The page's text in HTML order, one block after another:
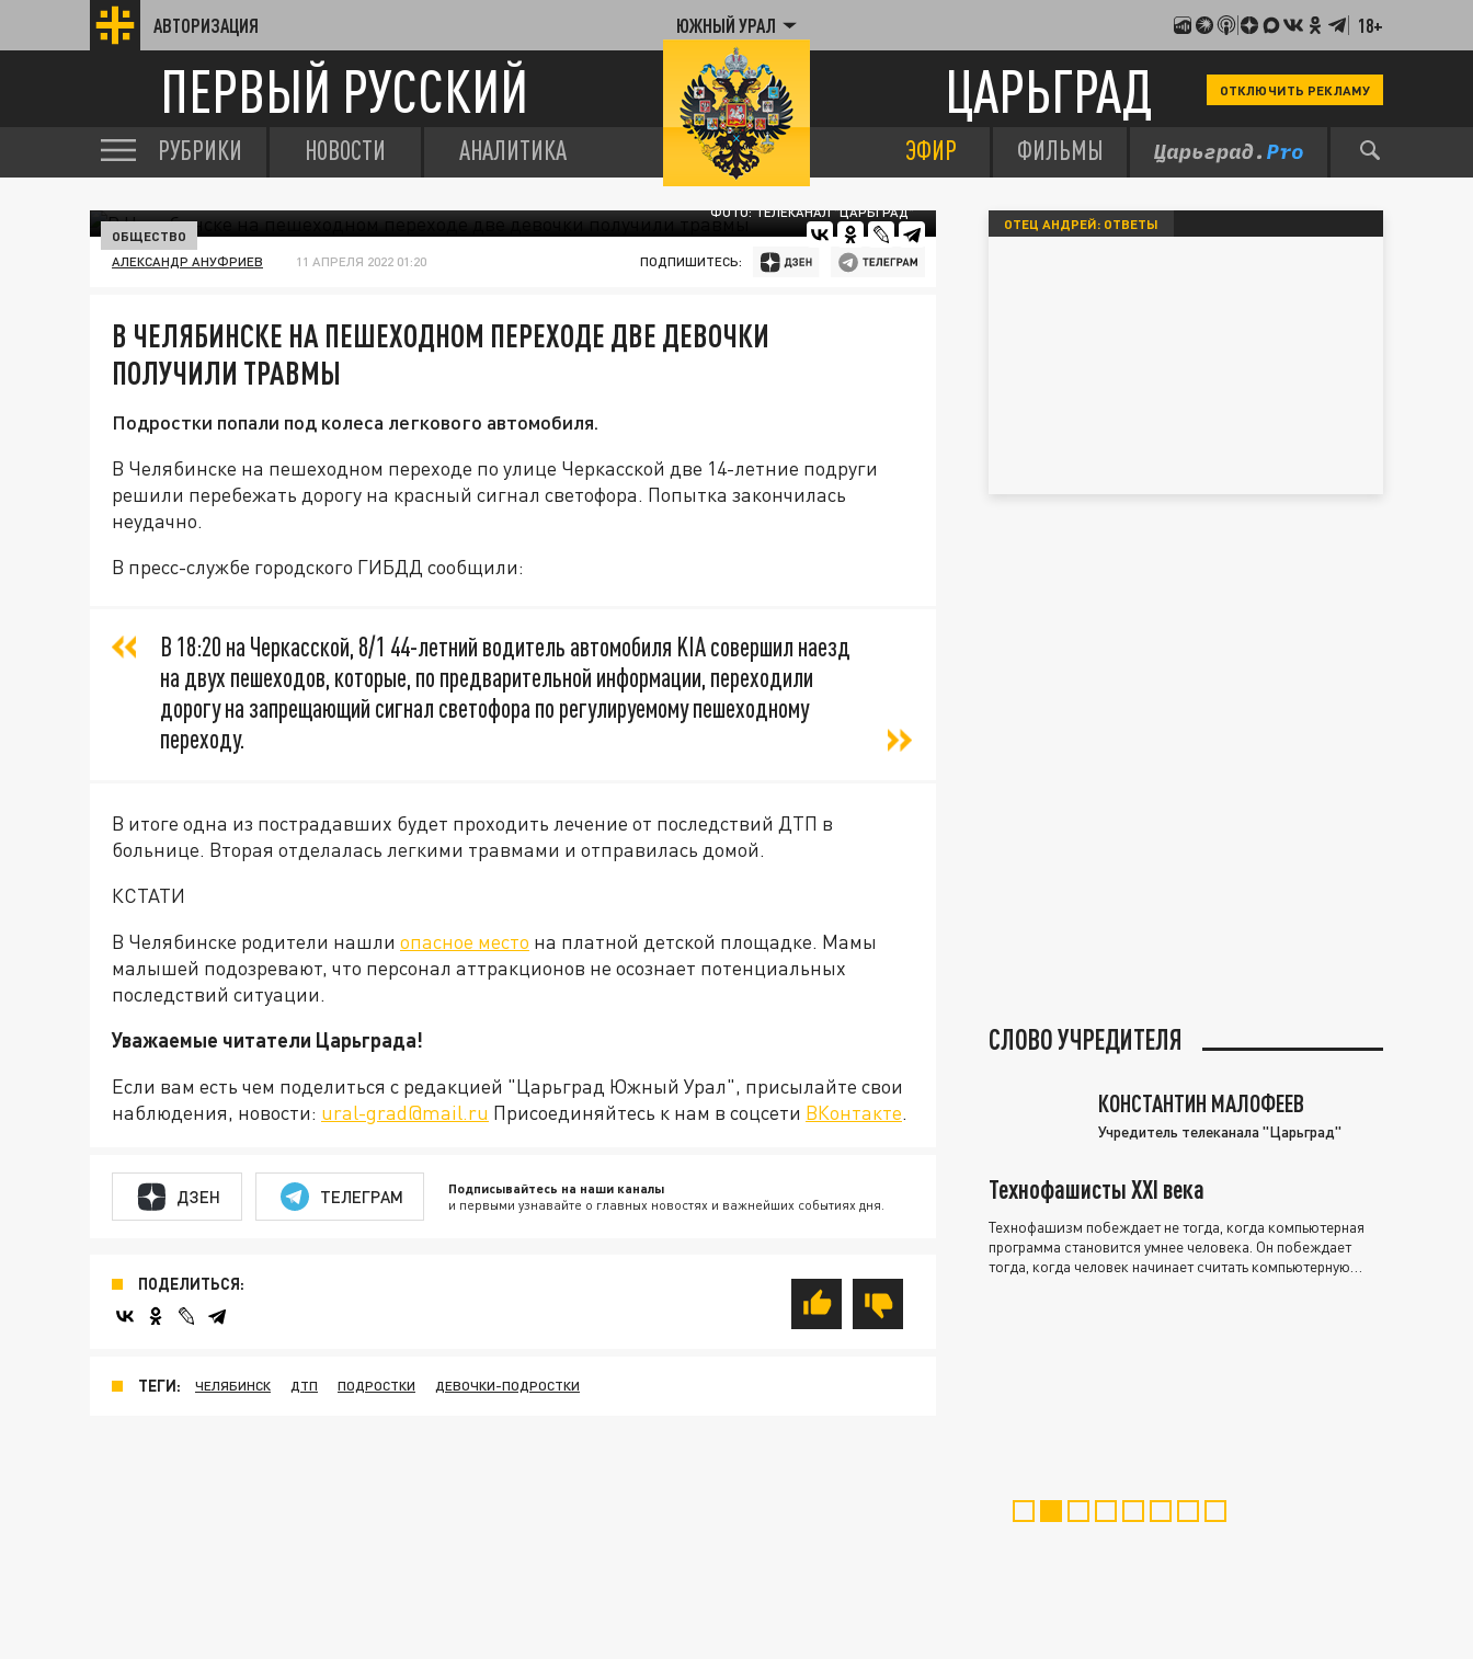
АВТОРИЗАЦИЯ ЮЖНЫЙ УРАЛ 18+
ПЕРВЫЙ РУССКИЙ ЦАРЬГРАД ОТКЛЮЧИТЬ РЕКЛАМУ
РУБРИКИ НОВОСТИ АНАЛИТИКА ЭФИР ФИЛЬМЫ
ФОТО: ТЕЛЕКАНАЛ "ЦАРЬГРАД"
ОБЩЕСТВО
АЛЕКСАНДР АНУФРИЕВ 11 АПРЕЛЯ 2022 01:20 ПОДПИШИТЕСЬ:
В ЧЕЛЯБИНСКЕ НА ПЕШЕХОДНОМ ПЕРЕХОДЕ ДВЕ ДЕВОЧКИ
ПОЛУЧИЛИ ТРАВМЫ
Подростки попали под колеса легкового автомобиля.
В Челябинске на пешеходном переходе по улице Черкасской две 14-летние подруги
решили перебежать дорогу на красный сигнал светофора. Попытка закончилась
неудачно.
В пресс-службе городского ГИБДД сообщили:
В 18:20 на Черкасской, 8/1 44-летний водитель автомобиля KIA совершил наезд
на двух пешеходов, которые, по предварительной информации, переходили
дорогу на запрещающий сигнал светофора по регулируемому пешеходному
переходу.
В итоге одна из пострадавших будет проходить лечение от последствий ДТП в
больнице. Вторая отделалась легкими травмами и отправилась домой.
КСТАТИ
В Челябинске родители нашли опасное место на платной детской площадке. Мамы
малышей подозревают, что персонал аттракционов не осознает потенциальных
последствий ситуации.
Уважаемые читатели Царьграда!
Если вам есть чем поделиться с редакцией "Царьград Южный Урал", присылайте свои
наблюдения, новости: ural-grad@mail.ru Присоединяйтесь к нам в соцсети ВКонтакте.
ДЗЕН ТЕЛЕГРАМ Подписывайтесь на наши каналы
и первыми узнавайте о главных новостях и важнейших событиях дня.
ПОДЕЛИТЬСЯ:
ТЕГИ: ЧЕЛЯБИНСК ДТП ПОДРОСТКИ ДЕВОЧКИ-ПОДРОСТКИ
ОТЕЦ АНДРЕЙ: ОТВЕТЫ
СЛОВО УЧРЕДИТЕЛЯ
КОНСТАНТИН МАЛОФЕЕВ
Учредитель телеканала "Царьград"
Технофашисты XXI века
Технофашизм побеждает не тогда, когда компьютерная
программа становится умнее человека. Он побеждает
тогда, когда человек начинает считать компьютерную